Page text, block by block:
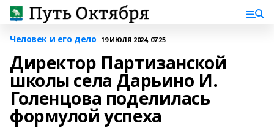
Человек и его дело 19 ИЮЛЯ 2024, 07:25
Директор Партизанской
школы села Дарьино И.
Голенцова поделилась
формулой успеха